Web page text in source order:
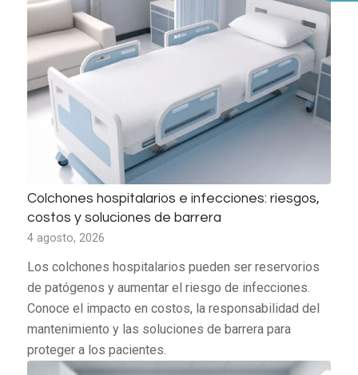
Colchones hospitalarios e infecciones: riesgos,
costos y soluciones de barrera
4 agosto, 2026
Los colchones hospitalarios pueden ser reservorios
de patógenos y aumentar el riesgo de infecciones.
Conoce el impacto en costos, la responsabilidad del
mantenimiento y las soluciones de barrera para
proteger a los pacientes.